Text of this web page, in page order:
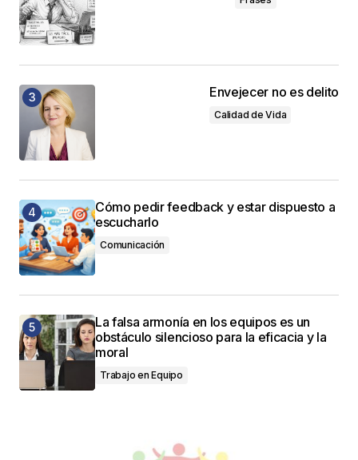
Envejecer no es delito
Calidad de Vida
Cómo pedir feedback y estar dispuesto a
escucharlo
Comunicación
La falsa armonía en los equipos es un
obstáculo silencioso para la eficacia y la
moral
Trabajo en Equipo